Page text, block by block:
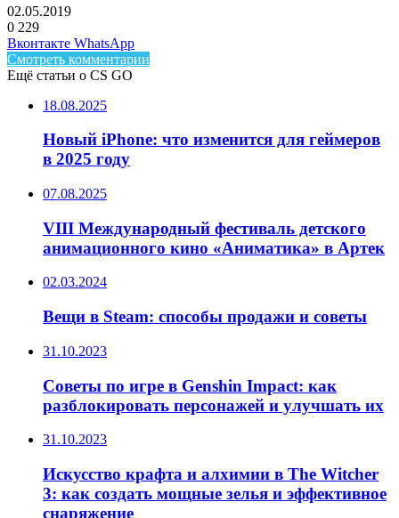
02.05.2019
0 229
Facebook
Twitter
LinkedIn
Вконтакте WhatsAppTelegram
Смотреть комментарии
Ещё статьи о CS GO
18.08.2025
Новый iPhone: что изменится для геймеров
в 2025 году
07.08.2025
VIII Международный фестиваль детского
анимационного кино «Аниматика» в Артек
02.03.2024
Вещи в Steam: способы продажи и советы
31.10.2023
Советы по игре в Genshin Impact: как
разблокировать персонажей и улучшать их
31.10.2023
Искусство крафта и алхимии в The Witcher
3: как создать мощные зелья и эффективное
снаряжение